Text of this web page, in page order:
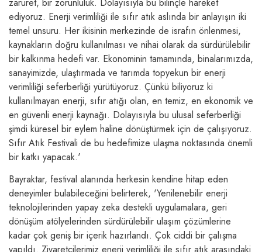
ediyoruz. Enerji verimliliği ile sıfır atık aslında bir anlayışın iki
temel unsuru. Her ikisinin merkezinde de israfın önlenmesi,
kaynakların doğru kullanılması ve nihai olarak da sürdürülebilir
bir kalkınma hedefi var. Ekonominin tamamında, binalarımızda,
sanayimizde, ulaştırmada ve tarımda topyekun bir enerji
verimliliği seferberliği yürütüyoruz. Çünkü biliyoruz ki
kullanılmayan enerji, sıfır atığı olan, en temiz, en ekonomik ve
en güvenli enerji kaynağı. Dolayısıyla bu ulusal seferberliği
şimdi küresel bir eylem haline dönüştürmek için de çalışıyoruz.
Sıfır Atık Festivali de bu hedefimize ulaşma noktasında önemli
bir katkı yapacak.'
Bayraktar, festival alanında herkesin kendine hitap eden
deneyimler bulabileceğini belirterek, 'Yenilenebilir enerji
teknolojilerinden yapay zeka destekli uygulamalara, geri
dönüşüm atölyelerinden sürdürülebilir ulaşım çözümlerine
kadar çok geniş bir içerik hazırlandı. Çok ciddi bir çalışma